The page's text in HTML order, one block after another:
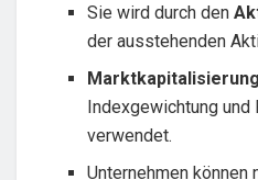
Sie wird durch den
der ausstehenden
Marktkapitalisierung
Indexgewichtung
verwendet.
Unternehmen können